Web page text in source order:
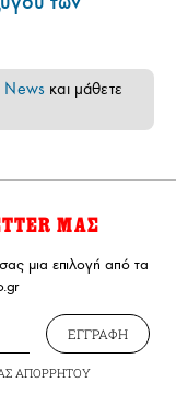
και μάθετε
ΜΑΣ
μια επιλογή από τα
ΕΓΓΡΑΦΗ
ΑΠΟΡΡΗΤΟΥ